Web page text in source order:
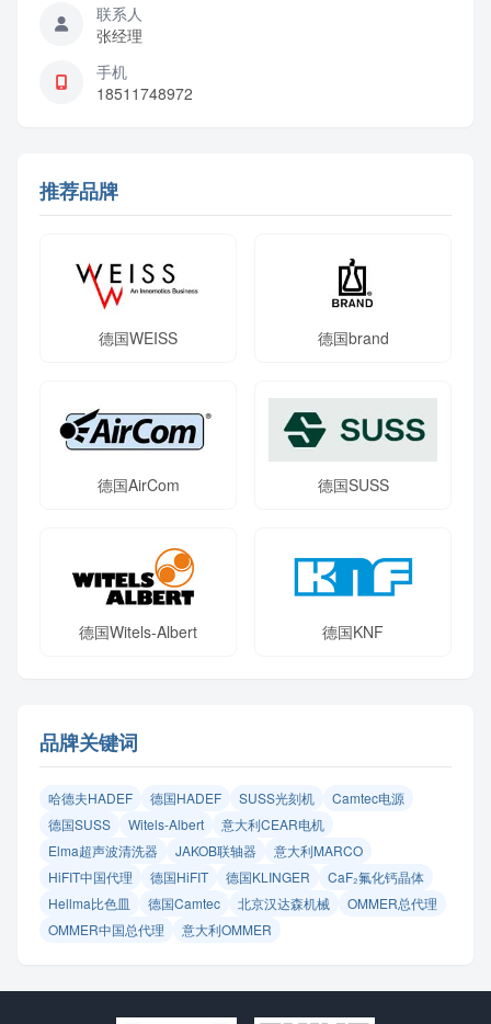
联系人
张经理
手机
18511748972
推荐品牌
德国WEISS 德国brand
德国AirCom 德国SUSS
德国Witels-Albert 德国KNF
品牌关键词
哈德夫HADEF 德国HADEF SUSS光刻机
Camtec电源
德国SUSS
Witels‑Albert
意大利CEAR电机
Elma超声波清洗器
JAKOB联轴器
意大利MARCO
HiFIT中国代理
德国HiFIT 德国KLINGER
CaF₂氟化钙晶体
Hellma比色皿
德国Camtec 北京汉达森机械
OMMER总代理
OMMER中国总代理
意大利OMMER